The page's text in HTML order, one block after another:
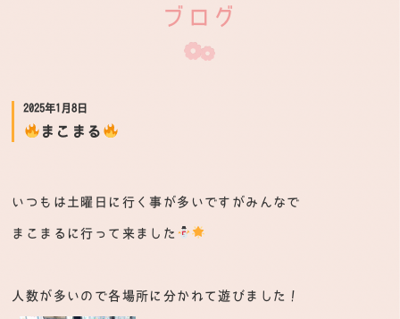
ブログ
2025年1月8日
まこまる
いつもは土曜日に行く事が多いですがみんなで
まこまるに行って来ました
人数が多いので各場所に分かれて遊びました！